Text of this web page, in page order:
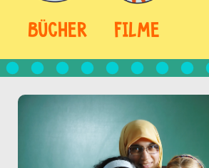
BÜCHER FILME